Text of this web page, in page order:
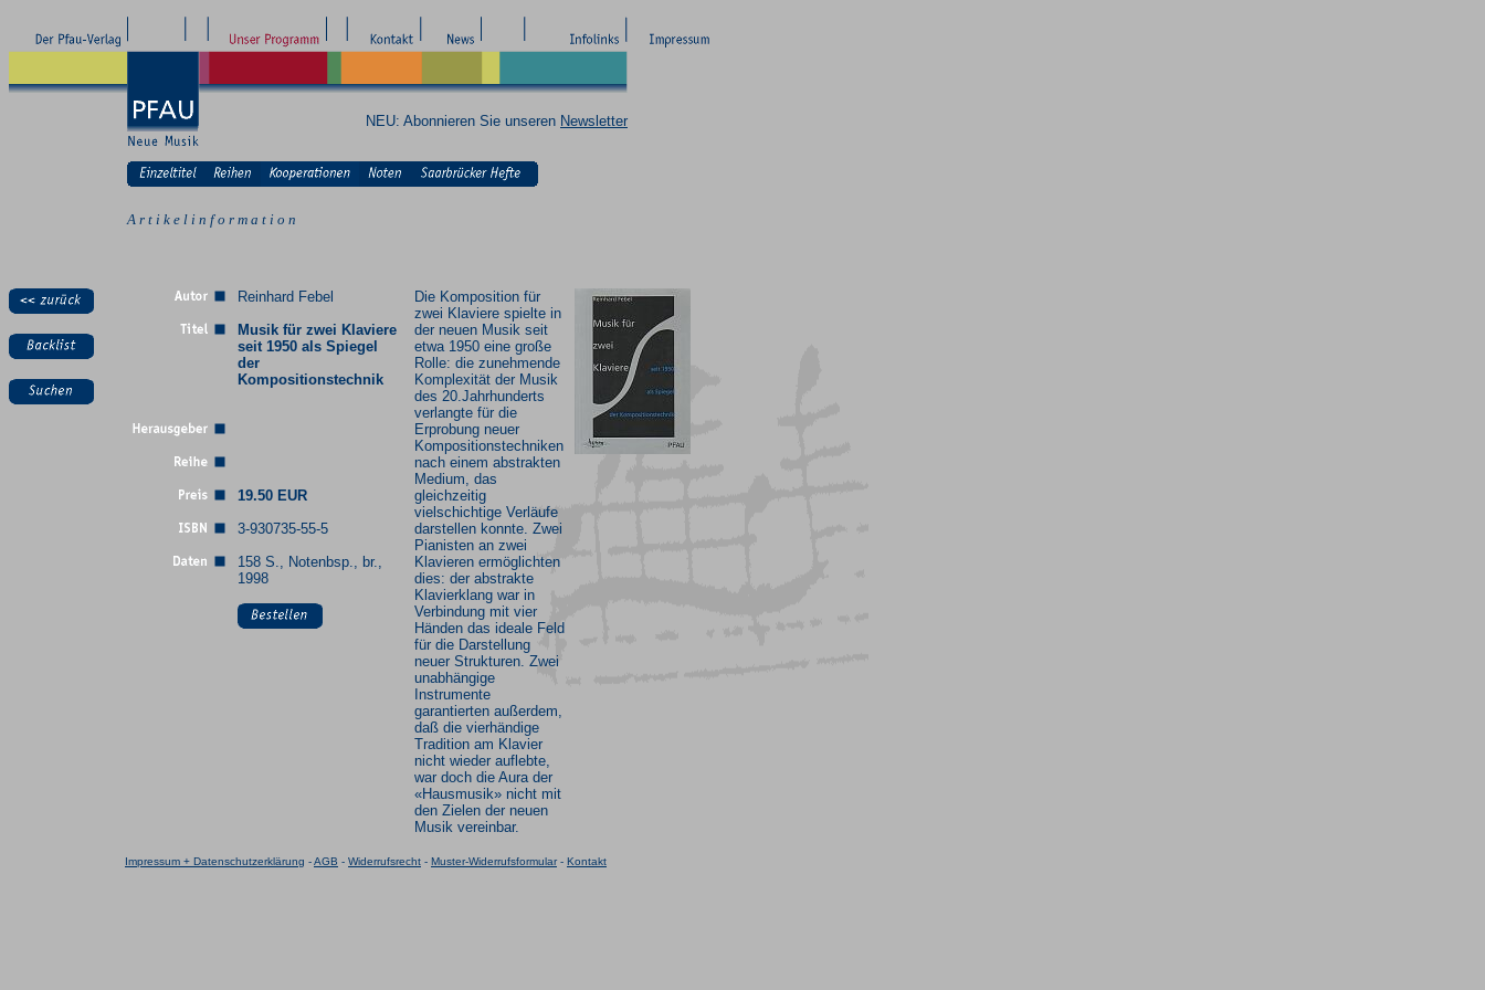
NEU: Abonnieren Sie unseren Newsletter
A r t i k e l i n f o r m a t i o n
Reinhard Febel
Musik für zwei Klaviere
seit 1950 als Spiegel
der
Kompositionstechnik
19.50 EUR
3-930735-55-5
158 S., Notenbsp., br.,
1998
Die Komposition für
zwei Klaviere spielte in
der neuen Musik seit
etwa 1950 eine große
Rolle: die zunehmende
Komplexität der Musik
des 20.Jahrhunderts
verlangte für die
Erprobung neuer
Kompositionstechniken
nach einem abstrakten
Medium, das
gleichzeitig
vielschichtige Verläufe
darstellen konnte. Zwei
Pianisten an zwei
Klavieren ermöglichten
dies: der abstrakte
Klavierklang war in
Verbindung mit vier
Händen das ideale Feld
für die Darstellung
neuer Strukturen. Zwei
unabhängige
Instrumente
garantierten außerdem,
daß die vierhändige
Tradition am Klavier
nicht wieder auflebte,
war doch die Aura der
«Hausmusik» nicht mit
den Zielen der neuen
Musik vereinbar.
Impressum + Datenschutzerklärung -AGB - Widerrufsrecht - Muster-Widerrufsformular- Kontakt